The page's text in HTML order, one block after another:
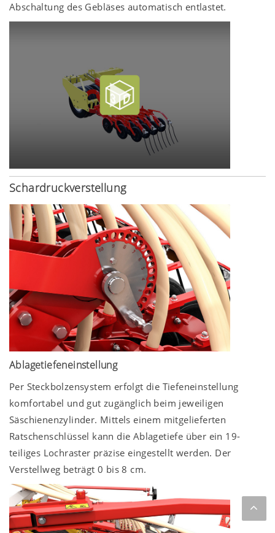
Abschaltung des Gebläses automatisch entlastet.
Schardruckverstellung
Ablagetiefeneinstellung
Per Steckbolzensystem erfolgt die Tiefeneinstellung
komfortabel und gut zugänglich beim jeweiligen
Säschienenzylinder. Mittels einem mitgelieferten
Ratschenschlüssel kann die Ablagetiefe über ein 19-
teiliges Lochraster präzise eingestellt werden. Der
Verstellweg beträgt 0 bis8 cm.